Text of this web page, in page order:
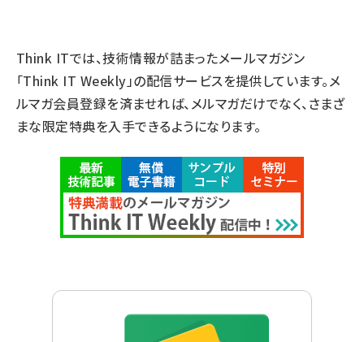
Think ITでは、技術情報が詰まったメールマガジン
「Think IT Weekly」の配信サービスを提供しています。メ
ルマガ会員登録を済ませれば、メルマガだけでなく、さまざ
まな限定特典を入手できるようになります。